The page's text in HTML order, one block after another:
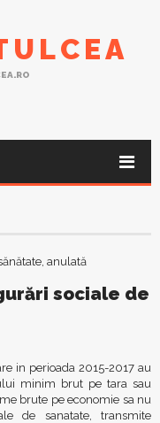
sociale de
in perioada 2015-2017 au
minim brut pe tara sau
brute pe economie sa nu
de sanatate, transmite